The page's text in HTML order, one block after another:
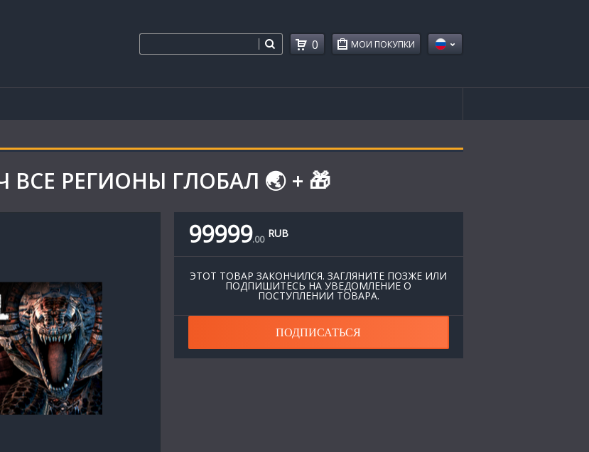
МОИ ПОКУПКИ
0
ВСЕ РЕГИОНЫ ГЛОБАЛ 🌏 + 🎁
99999.00 RUB
ЭТОТ ТОВАР ЗАКОНЧИЛСЯ. ЗАГЛЯНИТЕ ПОЗЖЕ ИЛИ
ПОДПИШИТЕСЬ НА УВЕДОМЛЕНИЕ О
ПОСТУПЛЕНИИ ТОВАРА.
ПОДПИСАТЬСЯ